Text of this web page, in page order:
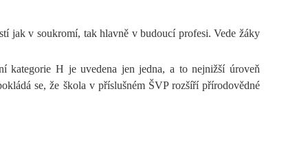
jak v soukromí, tak hlavně v budoucí profesi. Vede žáky
kategorie H je uvedena jen jedna, a to nejnižší úroveň
se, že škola v příslušném ŠVP rozšíří přírodovědné